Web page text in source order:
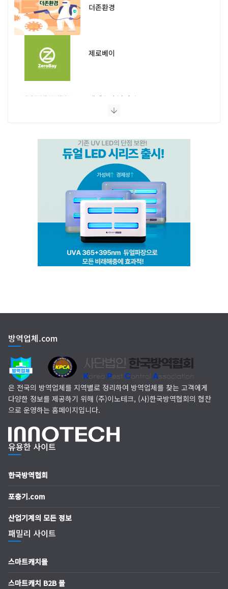
더존환경
제로베이
엔페스 충남지사
(주)비타솔루션
세화방역
(주)씨아이엠
(주)다잘방역
방역업체.com
은 전국의 방역업체를 지역별로 정리하여 방역업체를 찾는 고객에게
다양한 정보를 제공하기 위해 (주)이노테크, (사)한국방역협회의 협찬
으로 운영하는 홈페이지입니다.
유용한 사이트
한국방역협회
포충기.com
산업기계의 모든 정보
패밀리 사이트
스마트캐치몰
스마트캐치 B2B 몰